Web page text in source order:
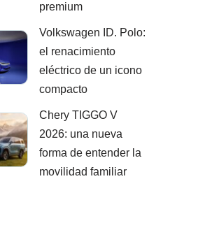
premium
Volkswagen ID. Polo:
el renacimiento
eléctrico de un icono
compacto
Chery TIGGO V
2026: una nueva
forma de entender la
movilidad familiar